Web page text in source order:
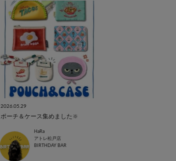
2026.05.29
ポーチ＆ケース集めました🔆
HaRa
アトレ松戸店
BIRTHDAY BAR